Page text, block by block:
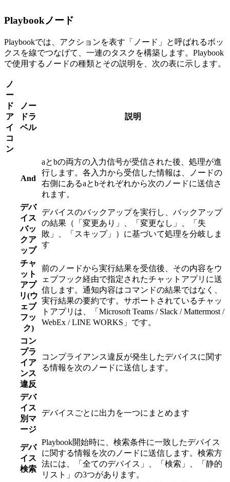
Playbookノード
Playbookでは、アクションを表す「ノード」と呼ばれるボッ
クスを線でつなげて、一連のタスクを構築します。Playbook
で使用するノードの種類とその説明を、次の表に示します。
ノ
ー
ド
ア
イ
コ
ン
ノー
ドラ
ベル
説明
And
aとbの両方の入力信号が受信された後、処理が進
行します。各入力から受信した情報は、ノードの
右側にあるaとbそれぞれから次のノードに送信さ
れます。
デバ
イス
バッ
クア
ップ
デバイスのバックアップを実行し、バックアップ
の結果（「変更あり」、「変更なし」、「失
敗」、「スキップ」）に基づいて処理を分岐しま
す
チャ
ット
アプ
リ(ウ
ェブ
フッ
ク)
前のノードから実行結果を受信後、その内容をウ
ェブフック経由で指定されたチャットアプリに送
信します。通知内容はコマンドの結果ではなく、
実行結果の要約です。サポートされているチャッ
トアプリは、「Microsoft Teams / Slack / Mattermost /
WebEx / LINE WORKS」です。
コン
プラ
イア
ンス
違反
コンプライアンス違反が発生したデバイスに関す
る情報を次のノードに送信します。
デバ
イス
別マ
ージ
デバイスごとに出力を一つにまとめます
デバ
イス
検索
Playbook開始時に、検索条件に一致したデバイス
に関する情報を次のノードに送信します。検索方
法には、「全てのデバイス」、「検索」、「静的
リスト」の3つがあります。